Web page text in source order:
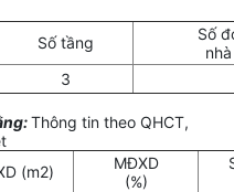
Số tầng
Số
3
Thông tin theo QHCT,
(m2)
MĐXD
(%)